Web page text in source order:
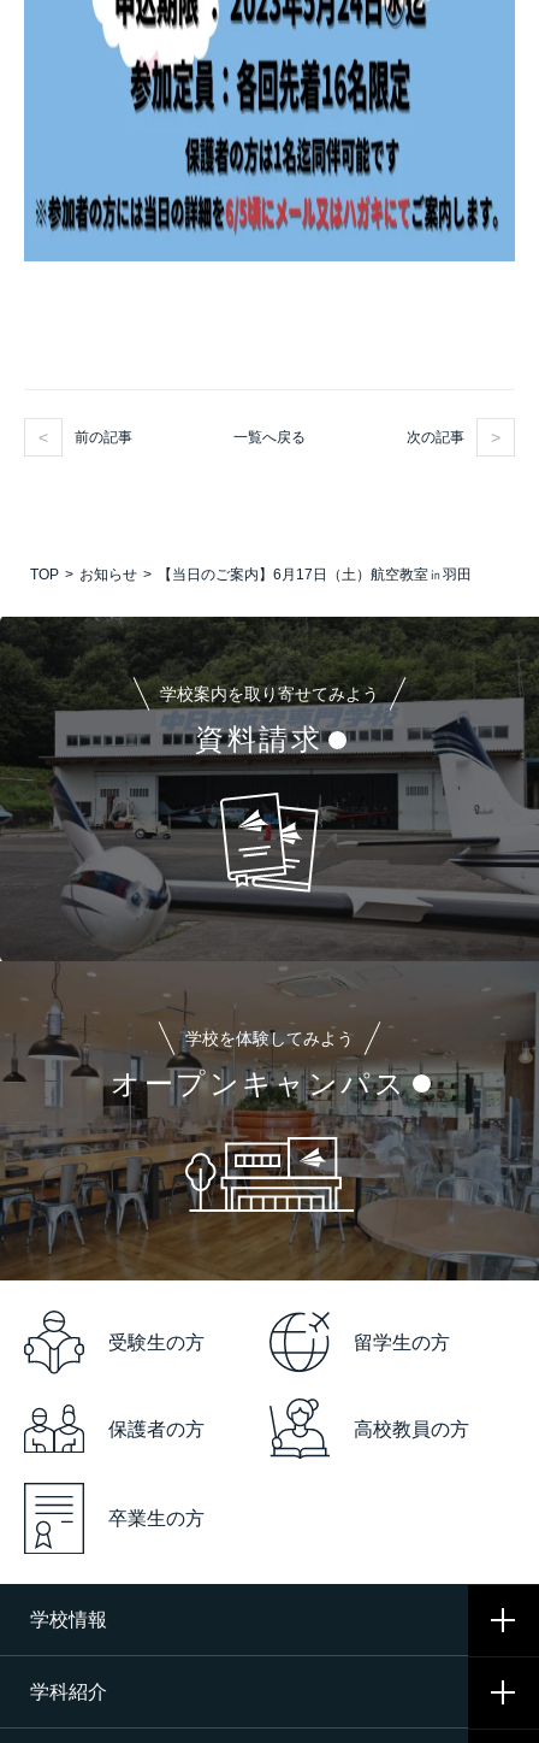
前の記事 一覧へ戻る 次の記事
TOP お知らせ 【当日のご案内】6月17日（土）航空教室㏌羽田
学校案内を取り寄せてみよう
資料請求
学校を体験してみよう
オープンキャンパス
受験生の方 留学生の方
保護者の方 高校教員の方
卒業生の方
学校情報
学校概要
学科紹介